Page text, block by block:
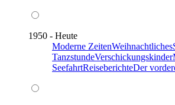
1950 - Heute
Moderne ZeitenWeihnachtliches
TanzstundeVerschickungskinder
SeefahrtReiseberichteDer